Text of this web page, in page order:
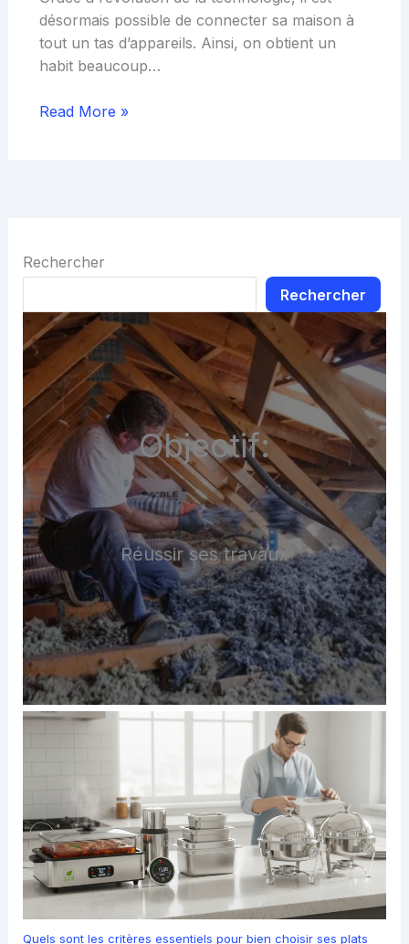
désormais possible de connecter sa maison à
tout un tas d’appareils. Ainsi, on obtient un
habit beaucoup…
Read More »
Rechercher
Rechercher
Objectif:
Réussir ses travaux
Quels sont les critères essentiels pour bien choisir ses plats